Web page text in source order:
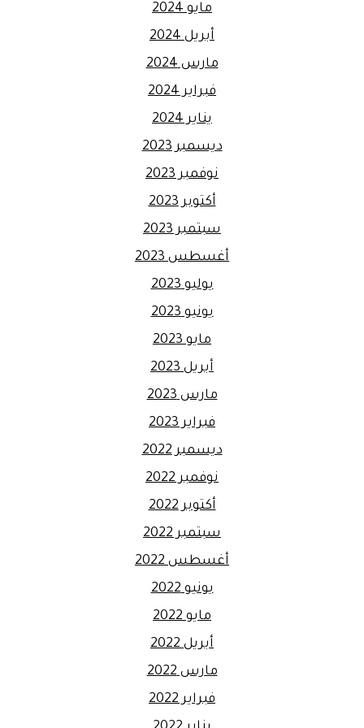
مايو 2024
أبريل 2024
مارس 2024
فبراير 2024
يناير 2024
ديسمبر 2023
نوفمبر 2023
أكتوبر 2023
سبتمبر 2023
أغسطس 2023
يوليو 2023
يونيو 2023
مايو 2023
أبريل 2023
مارس 2023
فبراير 2023
ديسمبر 2022
نوفمبر 2022
أكتوبر 2022
سبتمبر 2022
أغسطس 2022
يونيو 2022
مايو 2022
أبريل 2022
مارس 2022
فبراير 2022